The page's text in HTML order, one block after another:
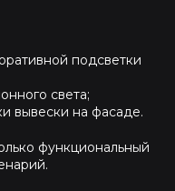
подсветки
света;
вывески на фасаде.
функциональный